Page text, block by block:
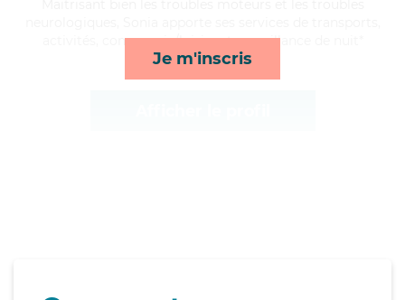
Je m'inscris
activités, compagnie/loisirs et surveillance de nuit*